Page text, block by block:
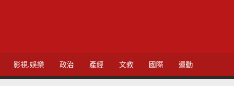
影視.娛樂 政治 產經 文教 國際 運動